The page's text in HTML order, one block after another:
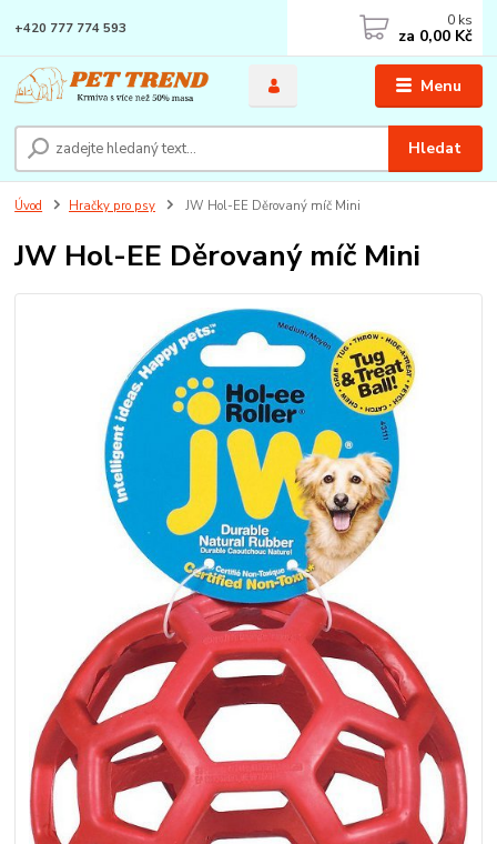
Menu
Hledat
+420 777 774 593 0 ks
za 0,00 Kč
Úvod Hračky pro psy JW Hol-EE Děrovaný míč Mini
JW Hol-EE Děrovaný míč Mini